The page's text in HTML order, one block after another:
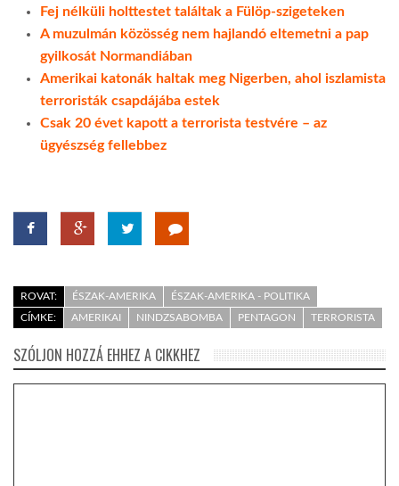
Fej nélküli holttestet találtak a Fülöp-szigeteken
A muzulmán közösség nem hajlandó eltemetni a pap
gyilkosát Normandiában
Amerikai katonák haltak meg Nigerben, ahol iszlamista
terroristák csapdájába estek
Csak 20 évet kapott a terrorista testvére – az
ügyészség fellebbez
ROVAT: ÉSZAK-AMERIKA
ÉSZAK-AMERIKA - POLITIKA
CÍMKE:
AMERIKAI NINDZSABOMBA PENTAGON TERRORISTA
SZÓLJON HOZZÁ EHHEZ A CIKKHEZ